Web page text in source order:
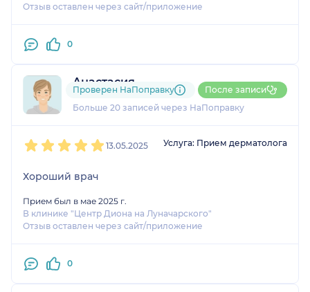
Отзыв оставлен через сайт/приложение
0
Анастасия
8 отзывов
Больше 20 записей через НаПоправку
Проверен НаПоправку После записи
13.05.2025 Услуга: Прием дерматолога
Хороший врач
Прием был в мае 2025 г.
В клинике "Центр Диона на Луначарского"
Отзыв оставлен через сайт/приложение
0